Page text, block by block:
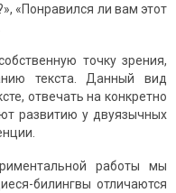
«Понравился ли вам этот
точку зрения,
текста. Данный вид
отвечать на конкретно
развитию у двуязычных
работы мы
билингвы отличаются